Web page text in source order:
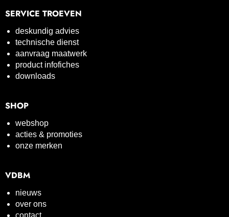
SERVICE TROEVEN
deskundig advies
technische dienst
aanvraag maatwerk
product infofiches
downloads
SHOP
webshop
acties & promoties
onze merken
VDBM
nieuws
over ons